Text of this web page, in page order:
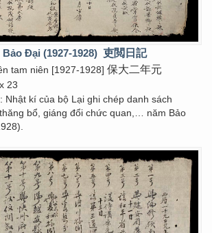
Đại (1927-1928) 吏閲日記
tam niên [1927-1928] 保大二年元
23
: Nhật kí của bộ Lại ghi chép danh sách
bổ, giáng đổi chức quan,… năm Bảo